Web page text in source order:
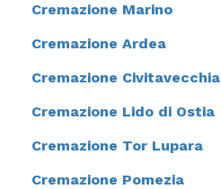
Cremazione Marino
Cremazione Ardea
Cremazione Civitavecchia
Cremazione Lido di Ostia
Cremazione Tor Lupara
Cremazione Pomezia